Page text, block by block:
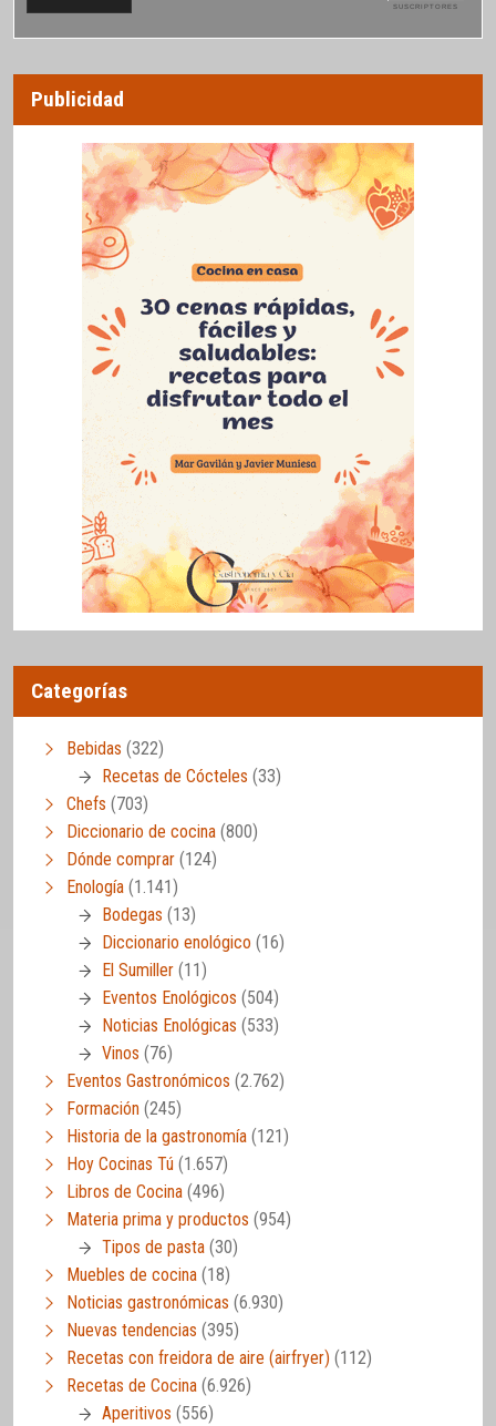
SUSCRIPTORES
Publicidad
Categorías
Bebidas (322)
Recetas de Cócteles (33)
Chefs (703)
Diccionario de cocina (800)
Dónde comprar (124)
Enología (1.141)
Bodegas (13)
Diccionario enológico (16)
El Sumiller (11)
Eventos Enológicos (504)
Noticias Enológicas (533)
Vinos (76)
Eventos Gastronómicos (2.762)
Formación (245)
Historia de la gastronomía (121)
Hoy Cocinas Tú (1.657)
Libros de Cocina (496)
Materia prima y productos (954)
Tipos de pasta (30)
Muebles de cocina (18)
Noticias gastronómicas (6.930)
Nuevas tendencias (395)
Recetas con freidora de aire (airfryer) (112)
Recetas de Cocina (6.926)
Aperitivos (556)